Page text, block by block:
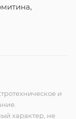
и
характер, не